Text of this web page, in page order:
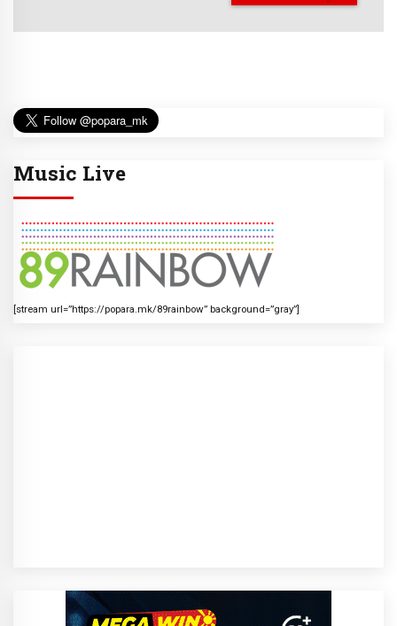
Music Live
[stream url=”https://popara.mk/89rainbow” background=”gray”]